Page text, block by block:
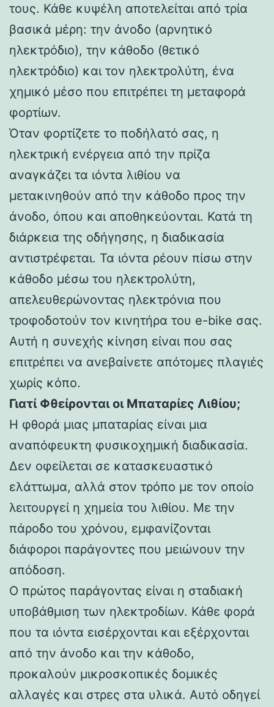
τους. Κάθε κυψέλη αποτελείται από τρία
βασικά μέρη: την άνοδο (αρνητικό
ηλεκτρόδιο), την κάθοδο (θετικό
ηλεκτρόδιο) και τον ηλεκτρολύτη, ένα
χημικό μέσο που επιτρέπει τη μεταφορά
φορτίων.
Όταν φορτίζετε το ποδήλατό σας, η
ηλεκτρική ενέργεια από την πρίζα
αναγκάζει τα ιόντα λιθίου να
μετακινηθούν από την κάθοδο προς την
άνοδο, όπου και αποθηκεύονται. Κατά τη
διάρκεια της οδήγησης, η διαδικασία
αντιστρέφεται. Τα ιόντα ρέουν πίσω στην
κάθοδο μέσω του ηλεκτρολύτη,
απελευθερώνοντας ηλεκτρόνια που
τροφοδοτούν τον κινητήρα του e-bike σας.
Αυτή η συνεχής κίνηση είναι που σας
επιτρέπει να ανεβαίνετε απότομες πλαγιές
χωρίς κόπο.
Γιατί Φθείρονται οι Μπαταρίες Λιθίου;
Η φθορά μιας μπαταρίας είναι μια
αναπόφευκτη φυσικοχημική διαδικασία.
Δεν οφείλεται σε κατασκευαστικό
ελάττωμα, αλλά στον τρόπο με τον οποίο
λειτουργεί η χημεία του λιθίου. Με την
πάροδο του χρόνου, εμφανίζονται
διάφοροι παράγοντες που μειώνουν την
απόδοση.
Ο πρώτος παράγοντας είναι η σταδιακή
υποβάθμιση των ηλεκτροδίων. Κάθε φορά
που τα ιόντα εισέρχονται και εξέρχονται
από την άνοδο και την κάθοδο,
προκαλούν μικροσκοπικές δομικές
αλλαγές και στρες στα υλικά. Αυτό οδηγεί